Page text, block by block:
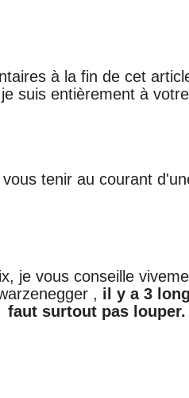
à la fin de cet
suis entièrement à
tenir au courant
je vous conseille
, il y a 3
faut surtout pas louper.